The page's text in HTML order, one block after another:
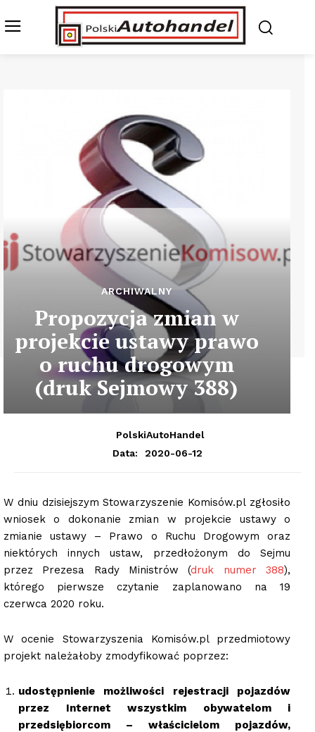
ARCHIWALNY
Propozycja zmian w
projekcie ustawy prawo
o ruchu drogowym
(druk Sejmowy 388)
PolskiAutoHandel
Data:
2020-06-12
W dniu dzisiejszym Stowarzyszenie Komisów.pl zgłosiło
wniosek o dokonanie zmian w projekcie ustawy o
zmianie ustawy – Prawo o Ruchu Drogowym oraz
niektórych innych ustaw, przedłożonym do Sejmu
przez Prezesa Rady Ministrów (druk numer 388),
którego pierwsze czytanie zaplanowano na 19
czerwca 2020 roku.
W ocenie Stowarzyszenia Komisów.pl przedmiotowy
projekt należałoby zmodyfikować poprzez:
udostępnienie możliwości rejestracji pojazdów
przez Internet wszystkim obywatelom i
przedsiębiorcom – właścicielom pojazdów,